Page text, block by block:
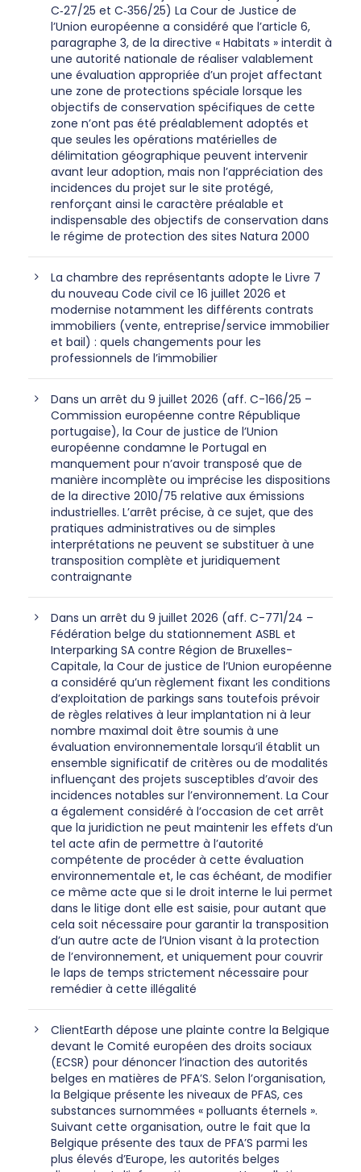
C‑27/25 et C‑356/25) La Cour de Justice de
l’Union européenne a considéré que l’article 6,
paragraphe 3, de la directive « Habitats » interdit à
une autorité nationale de réaliser valablement
une évaluation appropriée d’un projet affectant
une zone de protections spéciale lorsque les
objectifs de conservation spécifiques de cette
zone n’ont pas été préalablement adoptés et
que seules les opérations matérielles de
délimitation géographique peuvent intervenir
avant leur adoption, mais non l’appréciation des
incidences du projet sur le site protégé,
renforçant ainsi le caractère préalable et
indispensable des objectifs de conservation dans
le régime de protection des sites Natura 2000
La chambre des représentants adopte le Livre 7
du nouveau Code civil ce 16 juillet 2026 et
modernise notamment les différents contrats
immobiliers (vente, entreprise/service immobilier
et bail) : quels changements pour les
professionnels de l’immobilier
Dans un arrêt du 9 juillet 2026 (aff. C-166/25 –
Commission européenne contre République
portugaise), la Cour de justice de l’Union
européenne condamne le Portugal en
manquement pour n’avoir transposé que de
manière incomplète ou imprécise les dispositions
de la directive 2010/75 relative aux émissions
industrielles. L’arrêt précise, à ce sujet, que des
pratiques administratives ou de simples
interprétations ne peuvent se substituer à une
transposition complète et juridiquement
contraignante
Dans un arrêt du 9 juillet 2026 (aff. C-771/24 –
Fédération belge du stationnement ASBL et
Interparking SA contre Région de Bruxelles-
Capitale, la Cour de justice de l’Union européenne
a considéré qu’un règlement fixant les conditions
d’exploitation de parkings sans toutefois prévoir
de règles relatives à leur implantation ni à leur
nombre maximal doit être soumis à une
évaluation environnementale lorsqu’il établit un
ensemble significatif de critères ou de modalités
influençant des projets susceptibles d’avoir des
incidences notables sur l’environnement. La Cour
a également considéré à l’occasion de cet arrêt
que la juridiction ne peut maintenir les effets d’un
tel acte afin de permettre à l’autorité
compétente de procéder à cette évaluation
environnementale et, le cas échéant, de modifier
ce même acte que si le droit interne le lui permet
dans le litige dont elle est saisie, pour autant que
cela soit nécessaire pour garantir la transposition
d’un autre acte de l’Union visant à la protection
de l’environnement, et uniquement pour couvrir
le laps de temps strictement nécessaire pour
remédier à cette illégalité
ClientEarth dépose une plainte contre la Belgique
devant le Comité européen des droits sociaux
(ECSR) pour dénoncer l’inaction des autorités
belges en matières de PFA’S. Selon l’organisation,
la Belgique présente les niveaux de PFAS, ces
substances surnommées « polluants éternels ».
Suivant cette organisation, outre le fait que la
Belgique présente des taux de PFA’S parmi les
plus élevés d’Europe, les autorités belges